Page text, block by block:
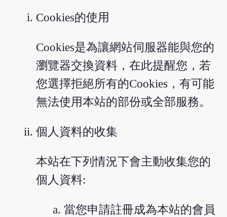
Cookies的使用
Cookies是為讓網站伺服器能與您的
瀏覽器交換資料，在此提醒您，若
您選擇拒絕所有的Cookies，有可能
無法使用本站的部份或全部服務。
個人資料的收集
本站在下列情況下會主動收集您的
個人資料:
當您申請註冊成為本站的會員